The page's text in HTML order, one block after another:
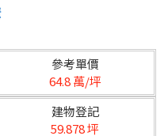
參考單價
64.8 萬/坪
建物登記
59.878 坪